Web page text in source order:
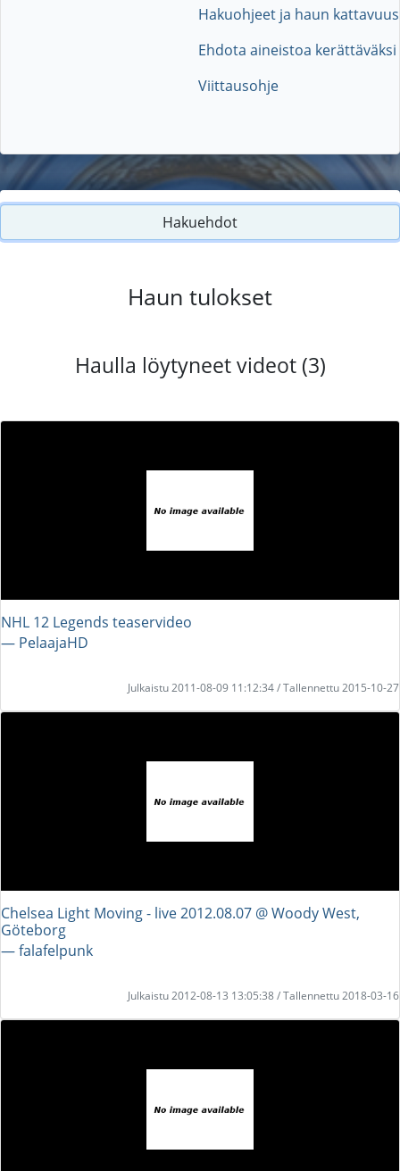
Hakuohjeet ja haun kattavuus
Ehdota aineistoa kerättäväksi
Viittausohje
Hakuehdot
Haun tulokset
Haulla löytyneet videot (3)
NHL 12 Legends teaservideo
― PelaajaHD
Julkaistu 2011-08-09 11:12:34 / Tallennettu 2015-10-27
Chelsea Light Moving - live 2012.08.07 @ Woody West,
Göteborg
― falafelpunk
Julkaistu 2012-08-13 13:05:38 / Tallennettu 2018-03-16